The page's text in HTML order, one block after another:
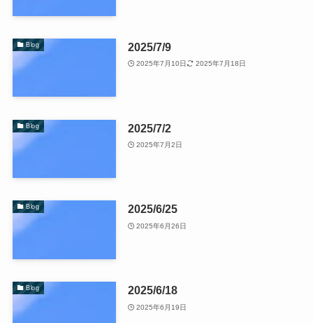
Blog 2025/7/9
2025年7月10日 2025年7月18日
Blog 2025/7/2
2025年7月2日
Blog 2025/6/25
2025年6月26日
Blog 2025/6/18
2025年6月19日